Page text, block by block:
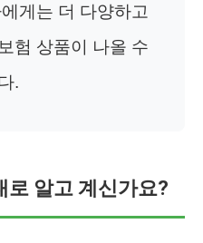
게는 더 다양하고
험 상품이 나올 수
.
로 알고 계신가요?